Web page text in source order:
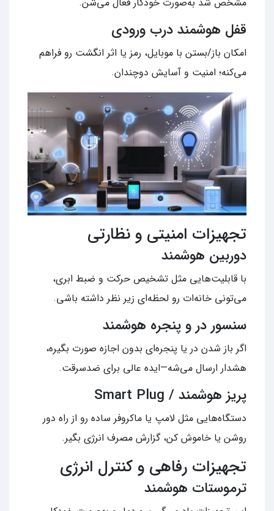
قفل هوشمند درب ورودی
امکان باز/بستن با موبایل، رمز یا اثر انگشت رو فراهم
می‌کنه؛ امنیت و آسایش دوچندان.
تجهیزات امنیتی و نظارتی
دوربین هوشمند
با قابلیت‌هایی مثل تشخیص حرکت و ضبط ابری،
می‌تونی خانه‌ات رو لحظه‌ای زیر نظر داشته باشی.
سنسور در و پنجره هوشمند
اگر باز شدن در یا پنجره‌ای بدون اجازه صورت بگیره،
هشدار ارسال می‌شه—ایده عالی برای ضدسرقت.
پریز هوشمند / Smart Plug
دستگاه‌هایی مثل لامپ یا ماکروفر ساده رو از راه دور
روشن یا خاموش کن، گزارش مصرف انرژی بگیر.
تجهیزات رفاهی و کنترل انرژی
ترموستات هوشمند